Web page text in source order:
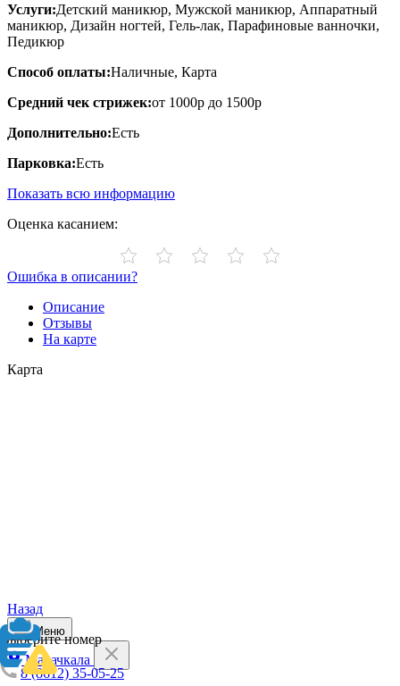
Услуги:Детский маникюр, Мужской маникюр, Аппаратный
маникюр, Дизайн ногтей, Гель-лак, Парафиновые ванночки,
Педикюр
Способ оплаты:Наличные, Карта
Средний чек стрижек:от 1000р до 1500р
Дополнительно:Есть
Парковка:Есть
Показать всю информацию
Оценка касанием:
Ошибка в описании?
Описание
Отзывы
На карте
Карта
Назад
Выберите номер
8 (8612) 35-05-25
Меню
Махачкала